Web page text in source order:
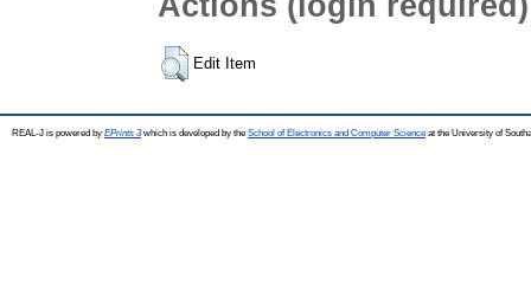
Edit Item
REAL-J is powered by EPrints 3which is developed by the School of Electronics and Computer Science at the University of